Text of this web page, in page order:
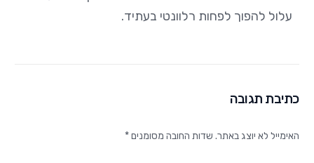
עלול להפוך לפחות רלוונטי בעתיד.
כתיבת תגובה
האימייל לא יוצג באתר. שדות החובה מסומנים*